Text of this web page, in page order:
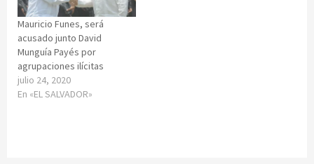
Mauricio Funes, será
acusado junto David
Munguía Payés por
agrupaciones ilícitas
julio 24, 2020
En «EL SALVADOR»